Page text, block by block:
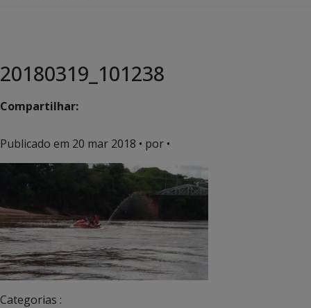
20180319_101238
Compartilhar:
Publicado em 20 mar 2018 • por •
Categorias :